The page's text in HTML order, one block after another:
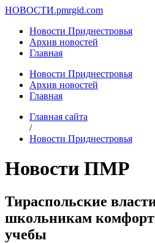
НОВОСТИ.pmrgid.com
Новости Приднестровья
Архив новостей
Главная
Новости Приднестровья
Архив новостей
Главная
Главная сайта
/
Новости Приднестровья
Новости ПМР
Тираспольские
школьникам
учебы